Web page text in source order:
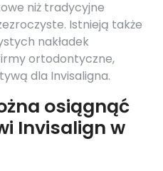
niż tradycyjne
Istnieją także
nakładek
ortodontyczne,
dla Invisaligna.
osiągnąć
Invisalign w